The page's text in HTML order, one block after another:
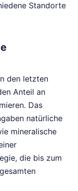
Standorte
den letzten
Anteil an
Das
natürliche
mineralische
die bis zum